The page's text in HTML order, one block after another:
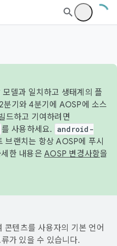
델과 일치하고 생태계의 플
기와 4분기에 AOSP에 소스
드하고 기여하려면
를 사용하세요.
android-
브랜치는 항상 AOSP에 푸시
한 내용은 AOSP 변경사항을
텐츠를 사용자의 기본 언어
가 있을 수 있습니다.